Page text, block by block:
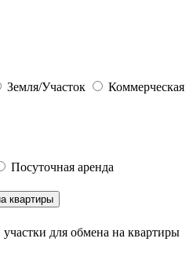
Земля/Участок
Коммерческая
Посуточная аренда
квартиры
для обмена на квартиры